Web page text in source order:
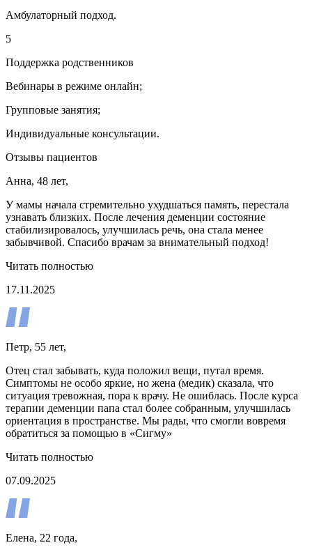
Амбулаторный подход.
5
Поддержка родственников
Вебинары в режиме онлайн;
Групповые занятия;
Индивидуальные консультации.
Отзывы пациентов
Анна, 48 лет,
У мамы начала стремительно ухудшаться память, перестала
узнавать близких. После лечения деменции состояние
стабилизировалось, улучшилась речь, она стала менее
забывчивой. Спасибо врачам за внимательный подход!
Читать полностью
17.11.2025
Петр, 55 лет,
Отец стал забывать, куда положил вещи, путал время.
Симптомы не особо яркие, но жена (медик) сказала, что
ситуация тревожная, пора к врачу. Не ошиблась. После курса
терапии деменции папа стал более собранным, улучшилась
ориентация в пространстве. Мы рады, что смогли вовремя
обратиться за помощью в «Сигму»
Читать полностью
07.09.2025
Елена, 22 года,